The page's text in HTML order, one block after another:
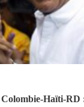
Colombie-Haïti-